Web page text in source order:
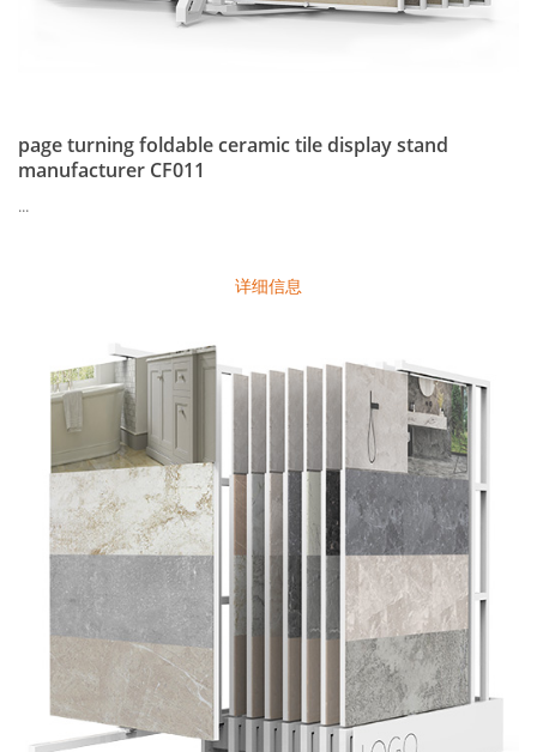
page turning foldable ceramic tile display stand
manufacturer CF011
...
详细信息